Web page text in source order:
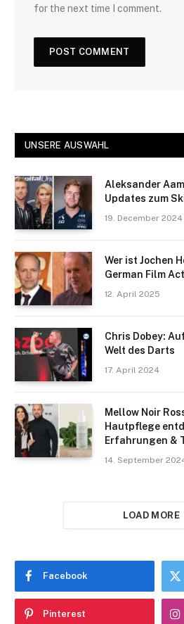
for the next time I comment.
UNSERE AUSWAHL
Aleksander
Updates zum
19. December 2024
Wer ist Jochen
German Film
12. April 2025
Chris Dobey:
Welt des Darts
17. April 2024
Mellow Noir
Hautpflege
Erfahrungen &
14. September
LOAD MORE
Facebook
Pinterest